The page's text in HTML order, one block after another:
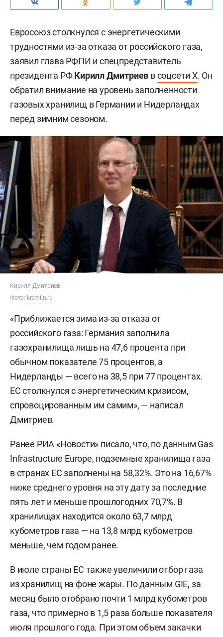
Евросоюз столкнулся с энергетическими
трудностями из-за отказа от российского газа,
заявил глава РФПИ и спецпредставитель
президента РФКирилл Дмитриев всоцсети X. Он
обратил внимание на уровень заполненности
газовых хранилищ в Германии и Нидерландах
перед зимним сезоном.
Кирилл Дмитриев
Фото: kremlin.ru
«Приближается зима из-за отказа от
российского газа: Германия заполнила
газохранилища лишь на 47,6 процента при
обычном показателе 75 процентов, а
Нидерланды — всего на 38,5 при 77 процентах.
ЕС столкнулся с энергетическим кризисом,
спровоцированным им самим», — написал
Дмитриев.
Ранее РИА «Новости» писало, что, по данным Gas
Infrastructure Europe, подземные хранилища газа
в странах ЕС заполнены на 58,32%. Это на 16,67%
ниже среднего уровня на эту дату за последние
пять лет и меньше прошлогодних 70,7%. В
хранилищах находится около 63,7 млрд
кубометров газа — на 13,8 млрд кубометров
меньше, чем годом ранее.
В июле страны ЕС также увеличили отбор газа
из хранилищ на фоне жары. По данным GIE, за
месяц было отобрано почти 1 млрд кубометров
газа, что примерно в 1,5 раза больше показателя
июля прошлого года. При этом объем закачки